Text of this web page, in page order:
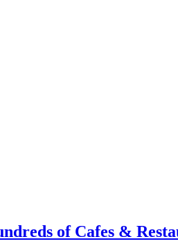
of Cafes &